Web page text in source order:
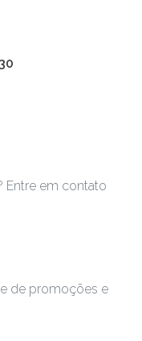
Entre em contato
de promoções e